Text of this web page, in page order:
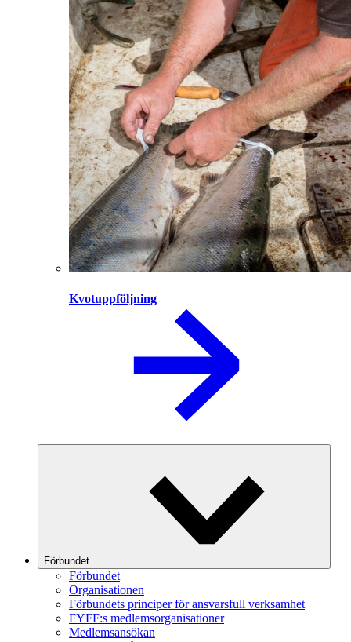
Kvotuppföljning
Förbundet
Förbundet
Organisationen
Förbundets principer för ansvarsfull verksamhet
FYFF:s medlemsorganisationer
Medlemsansökan